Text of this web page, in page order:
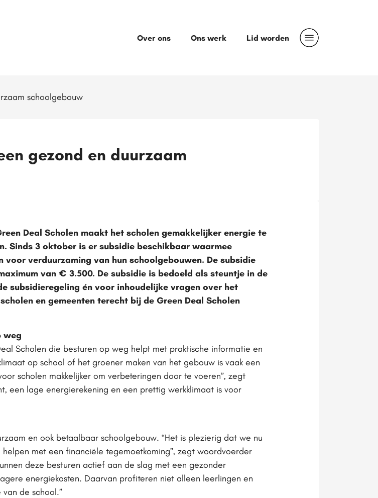
Over ons Ons werk Lid worden
schoolgebouw
gezond en duurzaam
Deal Scholen maakt het scholen gemakkelijker energie te
Sinds 3 oktober is er subsidie beschikbaar waarmee
verduurzaming van hun schoolgebouwen. De subsidie
van € 3.500. De subsidie is bedoeld als steuntje in de
subsidieregeling én voor inhoudelijke vragen over het
en gemeenten terecht bij de Green Deal Scholen
weg
Scholen die besturen op weg helpt met praktische informatie en
op school of het groener maken van het gebouw is vaak een
scholen makkelijker om verbeteringen door te voeren”, zegt
een lage energierekening en een prettig werkklimaat is voor
en ook betaalbaar schoolgebouw. “Het is plezierig dat we nu
met een financiële tegemoetkoming”, zegt woordvoerder
deze besturen actief aan de slag met een gezonder
energiekosten. Daarvan profiteren niet alleen leerlingen en
de school.”